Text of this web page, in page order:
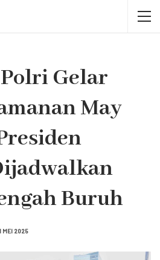
Gelar
May
Buruh
MEI 2025